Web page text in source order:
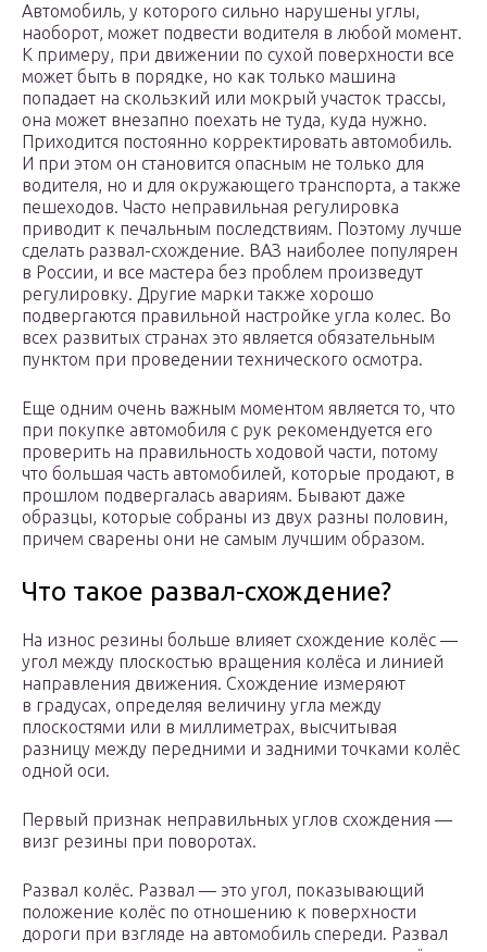
Автомобиль, у которого сильно нарушены углы,
наоборот, может подвести водителя в любой момент.
К примеру, при движении по сухой поверхности все
может быть в порядке, но как только машина
попадает на скользкий или мокрый участок трассы,
она может внезапно поехать не туда, куда нужно.
Приходится постоянно корректировать автомобиль.
И при этом он становится опасным не только для
водителя, но и для окружающего транспорта, а также
пешеходов. Часто неправильная регулировка
приводит к печальным последствиям. Поэтому лучше
сделать развал-схождение. ВАЗ наиболее популярен
в России, и все мастера без проблем произведут
регулировку. Другие марки также хорошо
подвергаются правильной настройке угла колес. Во
всех развитых странах это является обязательным
пунктом при проведении технического осмотра.
Еще одним очень важным моментом является то, что
при покупке автомобиля с рук рекомендуется его
проверить на правильность ходовой части, потому
что большая часть автомобилей, которые продают, в
прошлом подвергалась авариям. Бывают даже
образцы, которые собраны из двух разны половин,
причем сварены они не самым лучшим образом.
Что такое развал-схождение?
На износ резины больше влияет схождение колёс —
угол между плоскостью вращения колёса и линией
направления движения. Схождение измеряют
в градусах, определяя величину угла между
плоскостями или в миллиметрах, высчитывая
разницу между передними и задними точками колёс
одной оси.
Первый признак неправильных углов схождения —
визг резины при поворотах.
Развал колёс. Развал — это угол, показывающий
положение колёс по отношению к поверхности
дороги при взгляде на автомобиль спереди. Развал